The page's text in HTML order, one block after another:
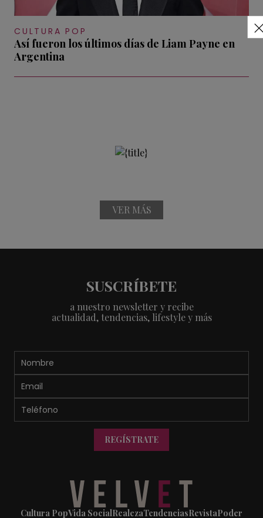
CULTURA POP
Así fueron los últimos días de Liam Payne en
Argentina
VER MÁS
SUSCRÍBETE
a nuestro newsletter y recibe
actualidad, tendencias, lifestyle y más
REGÍSTRATE
Cultura PopVida SocialRealezaTendenciasRevistaPoder